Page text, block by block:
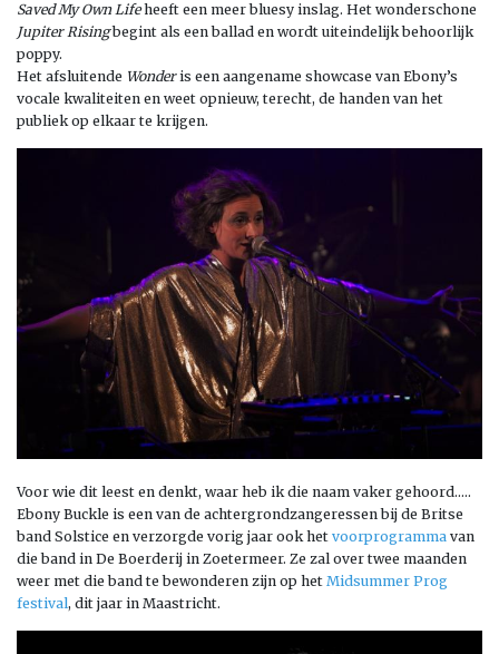
Saved My Own Lifeheeft een meer bluesy inslag. Het wonderschone
Jupiter Risingbegint als een ballad en wordt uiteindelijk behoorlijk
poppy.
Het afsluitende Wonderis een aangename showcase van Ebony’s
vocale kwaliteiten en weet opnieuw, terecht, de handen van het
publiek op elkaar te krijgen.
Voor wie dit leest en denkt, waar heb ik die naam vaker gehoord…..
Ebony Buckle is een van de achtergrondzangeressen bij de Britse
band Solstice en verzorgde vorig jaar ook het voorprogramma van
die band in De Boerderij in Zoetermeer. Ze zal over twee maanden
weer met die band te bewonderen zijn op het Midsummer Prog
festival, dit jaar in Maastricht.